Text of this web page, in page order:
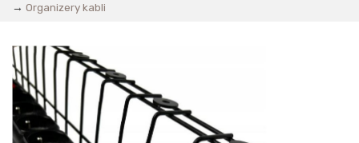
→ Organizery kabli